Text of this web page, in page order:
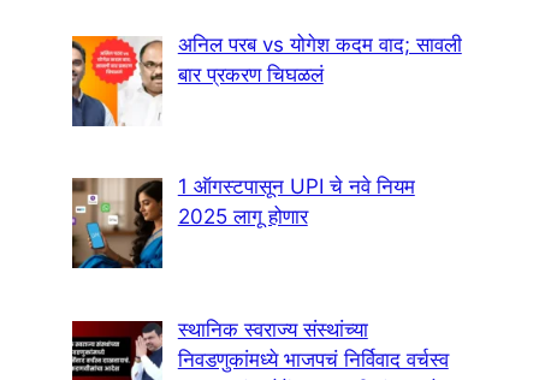
अनिल परब vs योगेश कदम वाद; सावली
बार प्रकरण चिघळलं
1 ऑगस्टपासून UPI चे नवे नियम
2025 लागू होणार
स्थानिक स्वराज्य संस्थांच्या
निवडणुकांमध्ये भाजपचं निर्विवाद वर्चस्व